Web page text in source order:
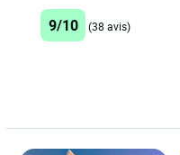
9/10 (38 avis)